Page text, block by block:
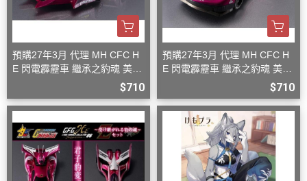
預購27年3月 代理 MH CFC H
E 閃電霹靂車 繼承之豹魂 美洲
$710
預購27年3月 代理 MH CFC H
E 閃電霹靂車 繼承之豹魂 美洲
$710